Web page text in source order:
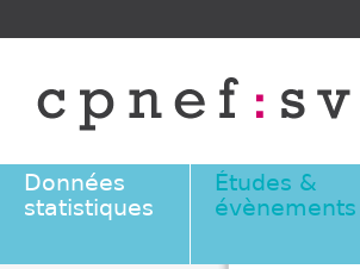
Données
statistiques
Études &
évènements